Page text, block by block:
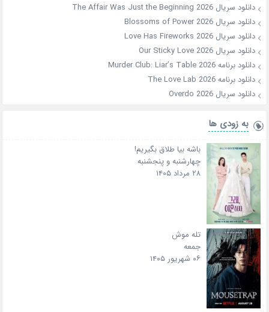
دانلود سریال The Affair Was Just the Beginning 2026
دانلود سریال Blossoms of Power 2026
دانلود سریال Love Has Fireworks 2026
دانلود سریال Our Sticky Love 2026
دانلود برنامه Murder Club: Liar’s Table 2026
دانلود برنامه The Love Lab 2026
دانلود سریال Overdo 2026
به زودی ها
باشه بیا طلاق بگیریم!
چهارشنبه و پنجشنبه
۲۸ مرداد ۱۴۰۵
تله موش
جمعه
۰۶ شهریور ۱۴۰۵